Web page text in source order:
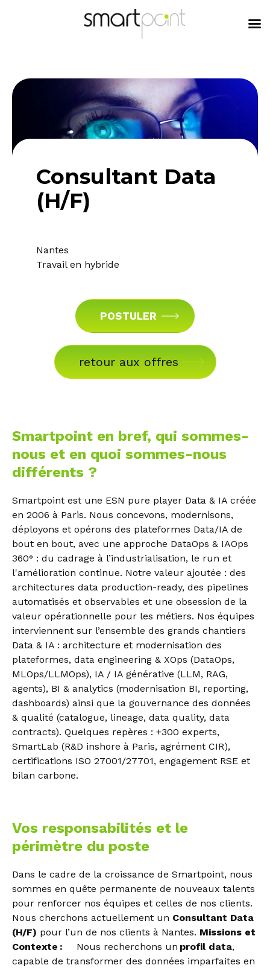
Consultant Data
(H/F)
Nantes
Travail en hybride
POSTULER
retour aux offres
Smartpoint en bref, qui sommes-
nous et en quoi sommes-nous
différents ?
Smartpoint est une ESN pure player Data & IA créée
en 2006 à Paris. Nous concevons, modernisons,
déployons et opérons des plateformes Data/IA de
bout en bout, avec une approche DataOps & IAOps
360° : du cadrage à l’industrialisation, le run et
l'amélioration continue. Notre valeur ajoutée : des
architectures data production-ready, des pipelines
automatisés et observables et une obsession de la
valeur opérationnelle pour les métiers. Nos équipes
interviennent sur l’ensemble des grands chantiers
Data & IA : architecture et modernisation des
plateformes, data engineering & XOps (DataOps,
MLOps/LLMOps), IA / IA générative (LLM, RAG,
agents), BI & analytics (modernisation BI, reporting,
dashboards) ainsi que la gouvernance des données
& qualité (catalogue, lineage, data quality, data
contracts). Quelques repères : +300 experts,
SmartLab (R&D inshore à Paris, agrément CIR),
certifications ISO 27001/27701, engagement RSE et
bilan carbone.
Vos responsabilités et le
périmètre du poste
Dans le cadre de la croissance de Smartpoint, nous
sommes en quête permanente de nouveaux talents
pour renforcer nos équipes et celles de nos clients.
Nous cherchons actuellement un Consultant Data
(H/F) pour l’un de nos clients à Nantes. Missions et
Contexte :
Nous recherchons un profil data,
capable de transformer des données imparfaites en